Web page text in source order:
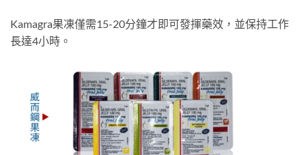
Kamagra果凍僅需15-20分鐘才即可發揮藥效，並保持工作
長達4小時。